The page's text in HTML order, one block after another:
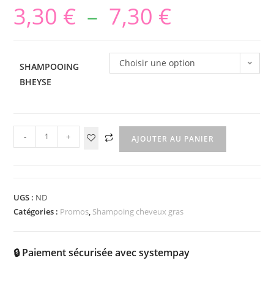
3,30 € – 7,30 €
SHAMPOOING
BHEYSE
Choisir une option
- + AJOUTER AU PANIER
UGS : ND
Catégories : Promos, Shampoing cheveux gras
🔒 Paiement sécurisée avec systempay